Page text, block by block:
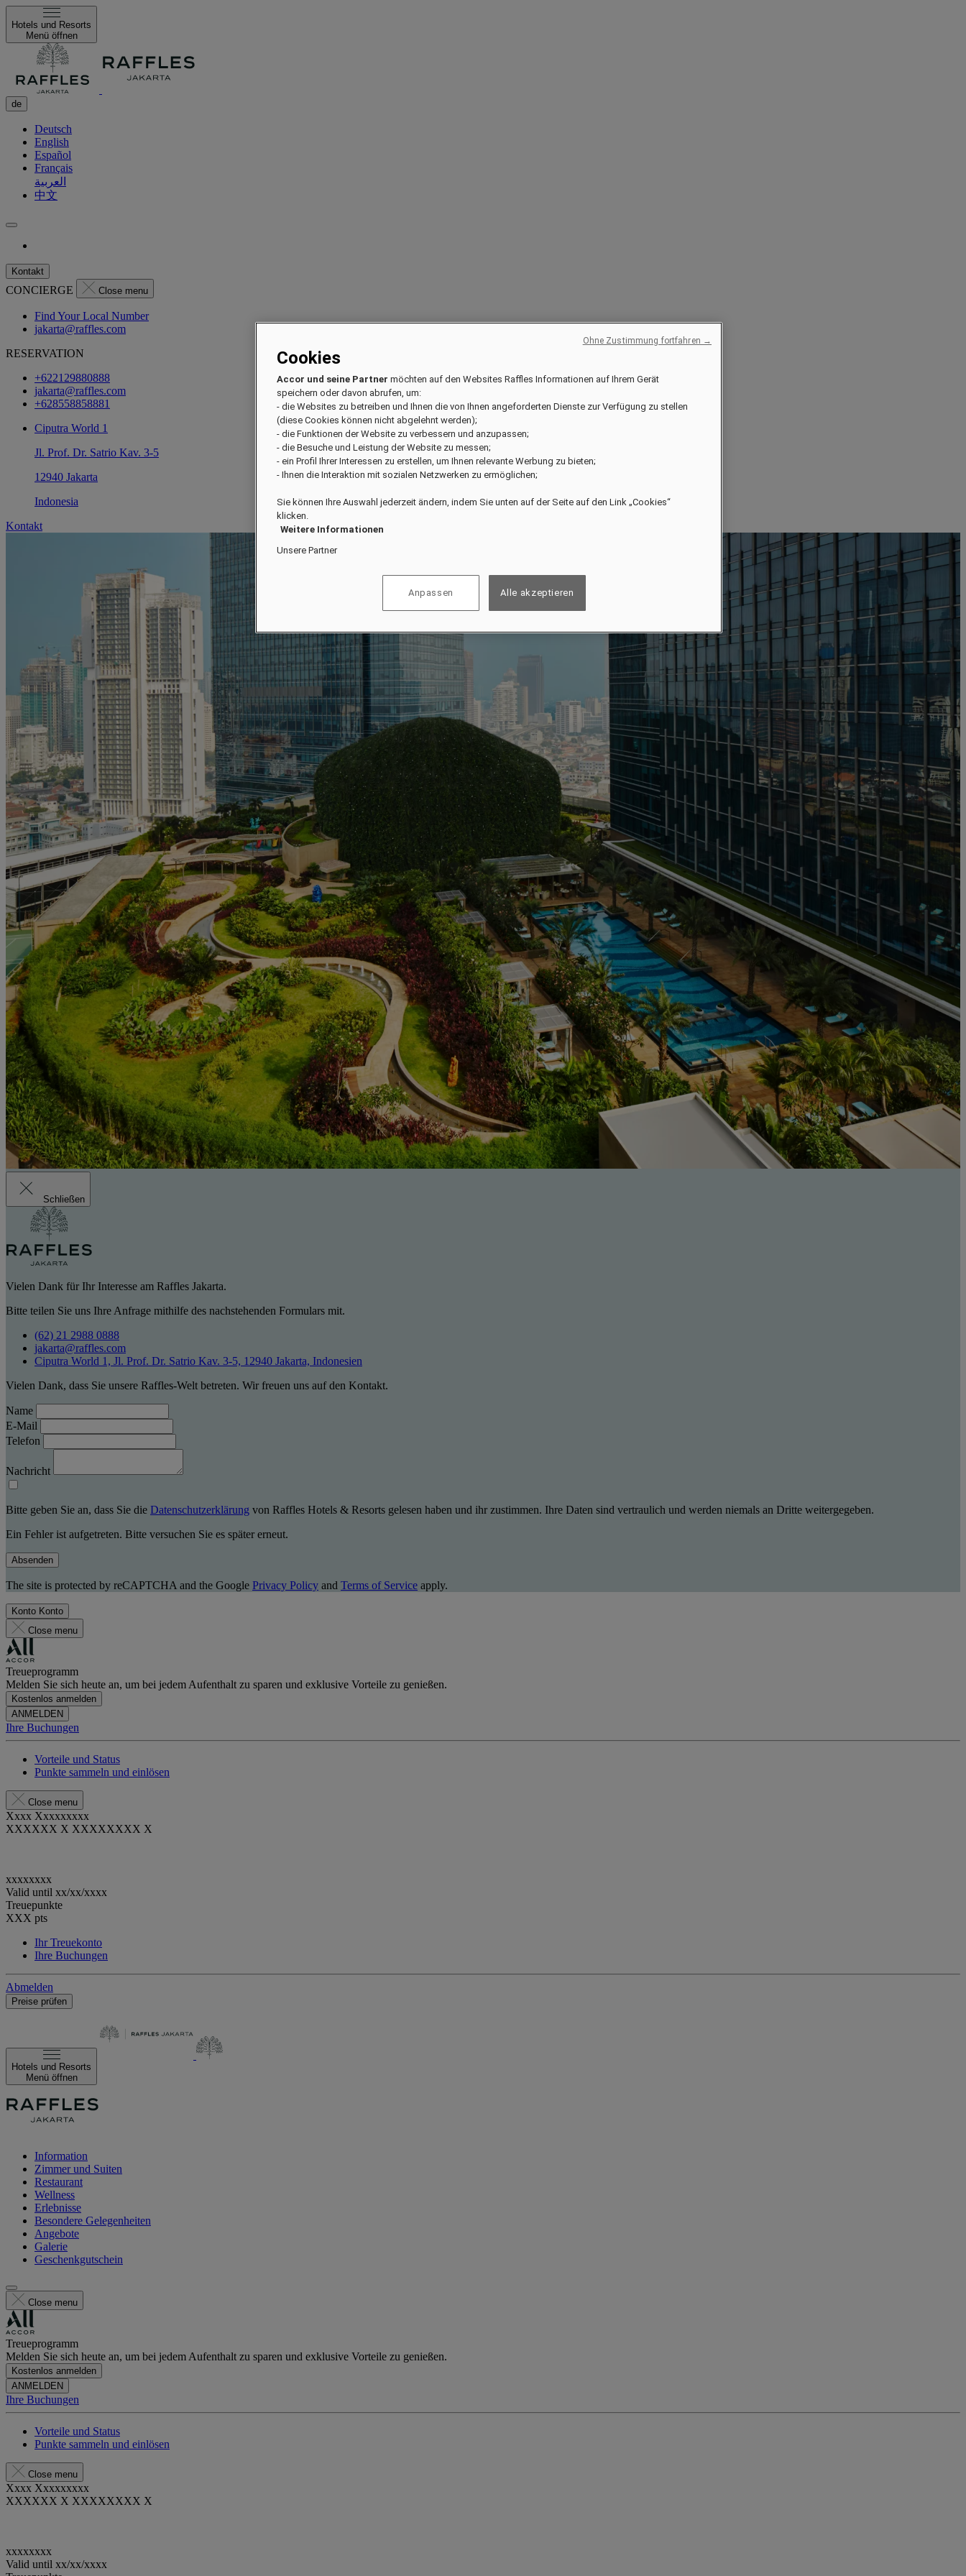
Hotels und Resorts
Menü öffnen
de
Deutsch
English
Español
Français
العربية
中文
Kontakt
CONCIERGE Close menu
Find Your Local Number
jakarta@raffles.com
RESERVATION
+622129880888
jakarta@raffles.com
+628558858881
Ciputra World 1
Jl. Prof. Dr. Satrio Kav. 3-5
12940 Jakarta
Indonesia
Kontakt
Schließen
Vielen Dank für Ihr Interesse am Raffles Jakarta.
Bitte teilen Sie uns Ihre Anfrage mithilfe des nachstehenden Formulars mit.
(62) 21 2988 0888
jakarta@raffles.com
Ciputra World 1, Jl. Prof. Dr. Satrio Kav. 3-5, 12940 Jakarta, Indonesien
Vielen Dank, dass Sie unsere Raffles-Welt betreten. Wir freuen uns auf den Kontakt.
Name
E-Mail
Telefon
Nachricht
Bitte geben Sie an, dass Sie die Datenschutzerklärung von Raffles Hotels & Resorts gelesen haben und ihr zustimmen. Ihre Daten sind vertraulich und werden niemals an Dritte weitergegeben.
Ein Fehler ist aufgetreten. Bitte versuchen Sie es später erneut.
Absenden
The site is protected by reCAPTCHA and the Google Privacy Policy and Terms of Service apply.
Konto Konto
Close menu
Treueprogramm
Melden Sie sich heute an, um bei jedem Aufenthalt zu sparen und exklusive Vorteile zu genießen.
Kostenlos anmelden
ANMELDEN
Ihre Buchungen
Vorteile und Status
Punkte sammeln und einlösen
Close menu
Xxxx Xxxxxxxxx
XXXXXX X XXXXXXXX X
xxxxxxxx
Valid until xx/xx/xxxx
Treuepunkte
XXX pts
Ihr Treuekonto
Ihre Buchungen
Abmelden
Preise prüfen
Hotels und Resorts
Menü öffnen
Information
Zimmer und Suiten
Restaurant
Wellness
Erlebnisse
Besondere Gelegenheiten
Angebote
Galerie
Geschenkgutschein
Close menu
Treueprogramm
Melden Sie sich heute an, um bei jedem Aufenthalt zu sparen und exklusive Vorteile zu genießen.
Kostenlos anmelden
ANMELDEN
Ihre Buchungen
Vorteile und Status
Punkte sammeln und einlösen
Close menu
Xxxx Xxxxxxxxx
XXXXXX X XXXXXXXX X
xxxxxxxx
Valid until xx/xx/xxxx
Cookies
Accor und seine Partner möchten auf den Websites Raffles Informationen auf Ihrem Gerät
speichern oder davon abrufen, um:
- die Websites zu betreiben und Ihnen die von Ihnen angeforderten Dienste zur Verfügung zu stellen
(diese Cookies können nicht abgelehnt werden);
- die Funktionen der Website zu verbessern und anzupassen;
- die Besuche und Leistung der Website zu messen;
- ein Profil Ihrer Interessen zu erstellen, um Ihnen relevante Werbung zu bieten;
- Ihnen die Interaktion mit sozialen Netzwerken zu ermöglichen;
Sie können Ihre Auswahl jederzeit ändern, indem Sie unten auf der Seite auf den Link „Cookies“
klicken.
Weitere Informationen
Unsere Partner
Anpassen Alle akzeptieren
Ohne Zustimmung fortfahren →